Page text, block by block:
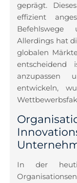
geprägt.
effizient
Befehlswege
Allerdings hat
globalen
entscheidend
anzupassen
entwickeln,
In der